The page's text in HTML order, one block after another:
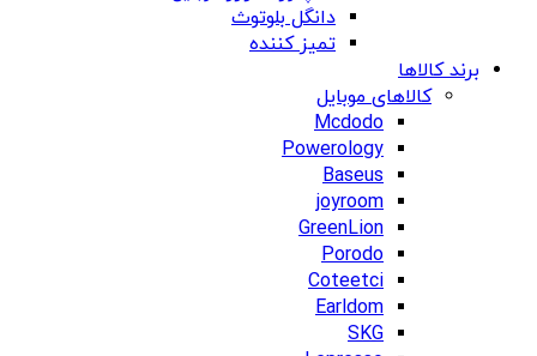
دانگل بلوتوث
تمیز کننده
برند کالاها
کالاهای موبایل
Mcdodo
Powerology
Baseus
joyroom
GreenLion
Porodo
Coteetci
Earldom
SKG